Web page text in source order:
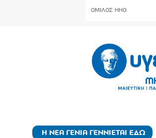
ΟΜΙΛΟΣ HHG
Η ΝΕΑ ΓΕΝΙΑ ΓΕΝΝΙΕΤΑΙ ΕΔΩ